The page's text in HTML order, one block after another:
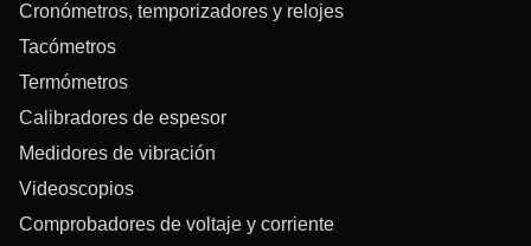
Cronómetros, temporizadores y relojes
Tacómetros
Termómetros
Calibradores de espesor
Medidores de vibración
Videoscopios
Comprobadores de voltaje y corriente